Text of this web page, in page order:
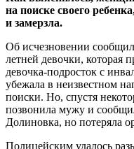
на поиске своего
и замерзла.
Об исчезновении
летней девочки, которая
девочка-подросток с
убежала в неизвестном
поиски. Но, спустя
позвонила мужу и
Долиновка, но потеряла
Полицейским удалось